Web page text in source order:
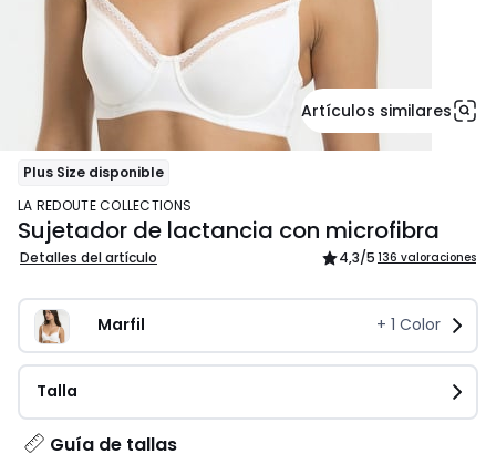
Artículos similares
Plus Size disponible
LA REDOUTE COLLECTIONS
Sujetador de lactancia con microfibra
Detalles del artículo 4,3/5 136 valoraciones
Marfil + 1 Color
Talla
Guía de tallas